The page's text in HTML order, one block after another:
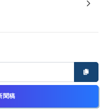
聞稿